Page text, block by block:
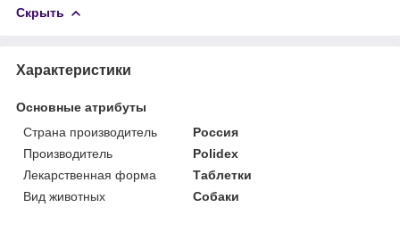
Скрыть
Характеристики
Основные атрибуты
Страна производитель
Россия
Производитель
Polidex
Лекарственная форма
Таблетки
Вид животных
Собаки